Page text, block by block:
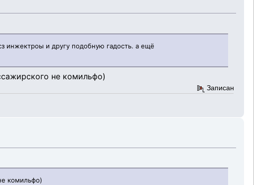
инжектроы и другу подобную гадость. а ещё
не комильфо)
Записан
комильфо)